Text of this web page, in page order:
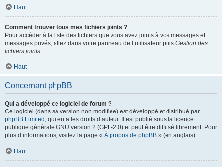
Haut
Comment trouver tous mes fichiers joints ?
Pour accéder à la liste des fichiers que vous avez joints à vos messages et
messages privés, allez dans votre panneau de l’utilisateur puis Gestion des
fichiers joints.
Haut
Concernant phpBB
Qui a développé ce logiciel de forum ?
Ce logiciel (dans sa version non modifiée) est développé et distribué par
phpBB Limited , qui en a les droits d’auteur. Il est publié sous la licence
publique générale GNU version 2 (GPL-2.0) et peut être diffusé librement. Pour
plus d’informations, visitez la page « À propos de phpBB » (en anglais).
Haut